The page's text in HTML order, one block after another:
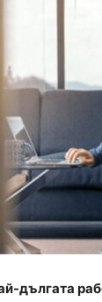
дългата